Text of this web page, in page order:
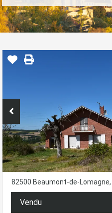
82500 Beaumont-de-Lomagne,
Vendu